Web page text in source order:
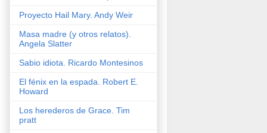
Proyecto Hail Mary. Andy Weir
Masa madre (y otros relatos).
Angela Slatter
Sabio idiota. Ricardo Montesinos
El fénix en la espada. Robert E.
Howard
Los herederos de Grace. Tim
pratt